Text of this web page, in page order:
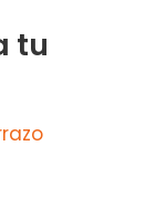
tu